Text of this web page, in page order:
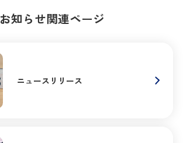
お知らせ関連ページ
ニュースリリース